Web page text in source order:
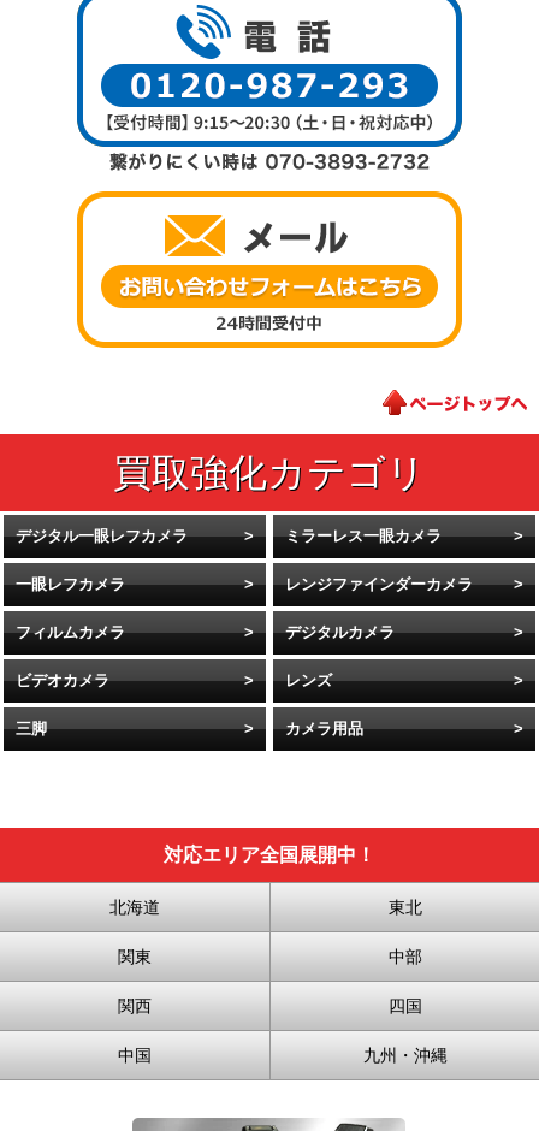
デジタル一眼レフカメラ ミラーレス一眼カメラ
一眼レフカメラ レンジファインダーカメラ
フィルムカメラ デジタルカメラ
ビデオカメラ レンズ
三脚 カメラ用品
対応エリア全国展開中！
北海道 東北
関東 中部
関西 四国
中国 九州・沖縄